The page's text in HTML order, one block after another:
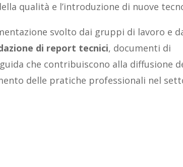
qualità e l’introduzione di nuove
svolto dai gruppi di lavoro e
di report tecnici, documenti di
che contribuiscono alla diffusione
delle pratiche professionali nel